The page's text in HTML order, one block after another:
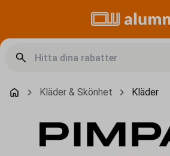
Kläder & Skönhet Kläder